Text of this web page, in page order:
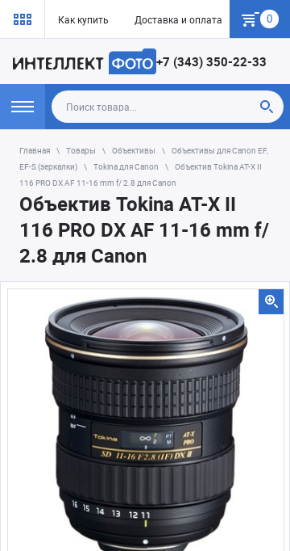
Как купить Доставка и оплата Гарантия
0
+7 (343) 350-22-33
Главная Товары Объективы
Объективы для Canon EF,
EF-S (зеркалки)
Tokina для Сanon
Объектив Tokina AT-X II
116 PRO DX AF 11-16 mm f/ 2.8 для Canon
Объектив Tokina AT-X II
116 PRO DX AF 11-16 mm f/
2.8 для Canon